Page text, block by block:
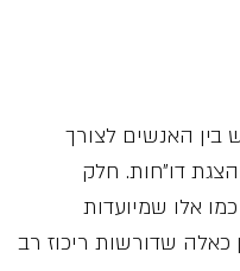
האנשים לצורך
דו״חות. חלק
אלו שמיועדות
כאלה שדורשות ריכוז רב